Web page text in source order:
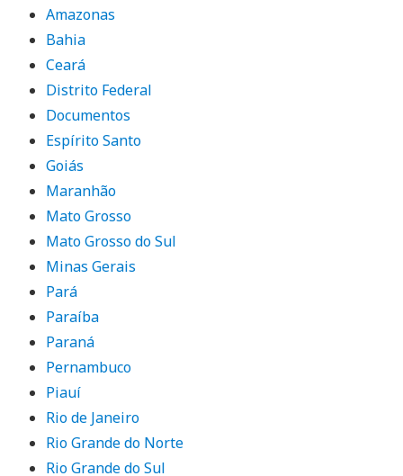
Amazonas
Bahia
Ceará
Distrito Federal
Documentos
Espírito Santo
Goiás
Maranhão
Mato Grosso
Mato Grosso do Sul
Minas Gerais
Pará
Paraíba
Paraná
Pernambuco
Piauí
Rio de Janeiro
Rio Grande do Norte
Rio Grande do Sul